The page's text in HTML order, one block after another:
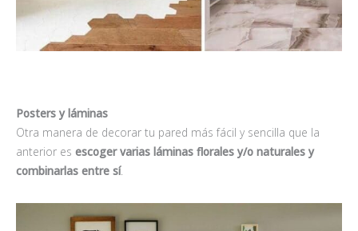
Posters y láminas
Otra manera de decorar tu pared más fácil y sencilla que la
anterior es escoger varias láminas florales y/o naturales y
combinarlas entre sí.